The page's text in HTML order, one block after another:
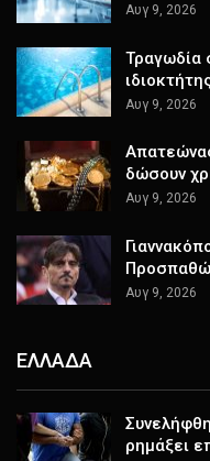
Αυγ 9, 2026
Τραγωδία
Αυγ 9, 2026
δώσουν
Αυγ 9, 2026
Προσπαθώ
Αυγ 9, 2026
ΕΛΛΑΔΑ
ρημάξει